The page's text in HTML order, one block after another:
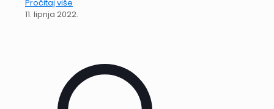
Pročitaj više
11. lipnja 2022.